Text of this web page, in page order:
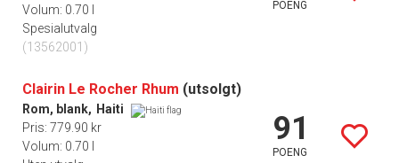
Volum: 0.70 l
Spesialutvalg
(13562001)
POENG
Clairin Le Rocher Rhum (utsolgt)
Rom, blank, Haiti
Pris: 779.90 kr
Volum: 0.70 l
91
POENG